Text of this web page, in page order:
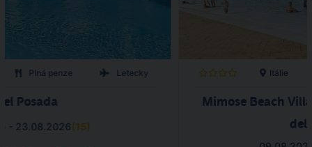
Plná penze Letecky
Posada
- 23.08.2026(15)
Itálie
Mimose Beach